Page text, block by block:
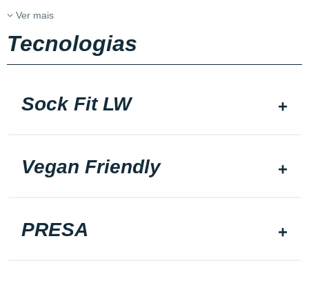
Ver mais
Tecnologias
Sock Fit LW
Vegan Friendly
PRESA